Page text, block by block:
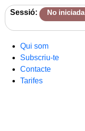
Sessió: No iniciada
Qui som
Subscriu-te
Contacte
Tarifes